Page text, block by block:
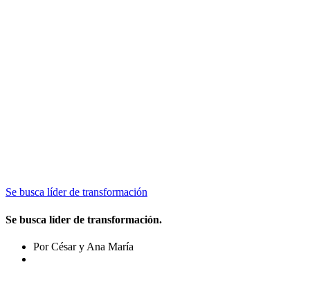
Se busca líder de transformación
Se busca líder de transformación.
Por César y Ana María